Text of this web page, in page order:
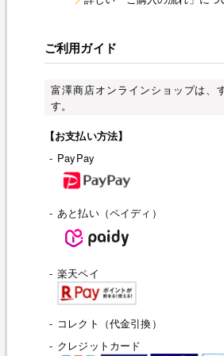
ご利用ガイド
富澤商店オンラインショップは、
す。
【お支払い方法】
- PayPay
- あと払い（ペイディ）
- 楽天ペイ
- コレクト（代金引換）
- クレジットカード